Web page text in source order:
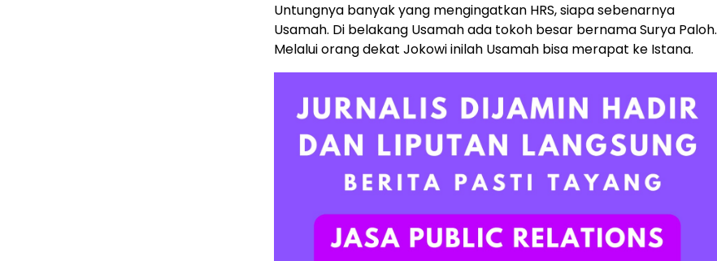
Untungnya banyak yang mengingatkan HRS, siapa sebenarnya
Usamah. Di belakang Usamah ada tokoh besar bernama Surya Paloh.
Melalui orang dekat Jokowi inilah Usamah bisa merapat ke Istana.